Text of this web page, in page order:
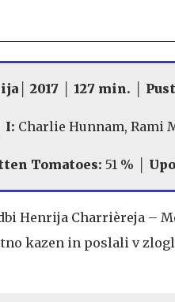
2017 │ 127 min. │
│ I: Charlie Hunnam, Rami
Tomatoes: 51 % │
Henrija Charrièreja –
kazen in poslali v